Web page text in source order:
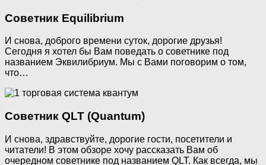
Советник Equilibrium
И снова, доброго времени суток, дорогие друзья!
Сегодня я хотел бы Вам поведать о советнике под
названием Эквилибриум. Мы с Вами поговорим о том,
что…
Советник QLT (Quantum)
И снова, здравствуйте, дорогие гости, посетители и
читатели! В этом обзоре хочу рассказать Вам об
очередном советнике под названием QLT. Как всегда, мы